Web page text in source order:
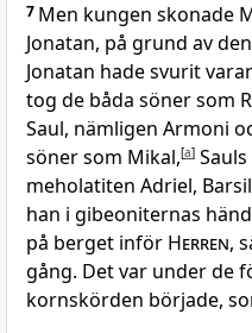
7 Men kungen skonade
Jonatan, på grund av
Jonatan hade svurit
tog de båda söner som
Saul, nämligen Armoni
söner som Mikal,[a]
meholatiten Adriel,
han i gibeoniternas
på berget inför Herren,
gång. Det var under de
kornskörden började,